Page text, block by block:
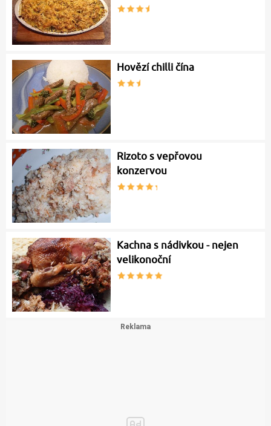
Hovězí chilli čína
Rizoto s vepřovou
konzervou
Kachna s nádivkou - nejen
velikonoční